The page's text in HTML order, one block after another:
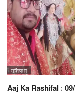
राशिफल
Aaj Ka Rashifal : 09/